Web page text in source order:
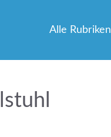
Alle Rubriken